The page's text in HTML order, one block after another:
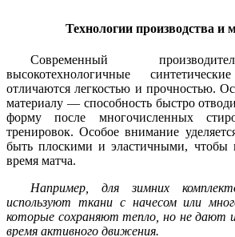
Технологии производства и
Современный
высокотехнологичные
отличаются легкостью и прочностью.
материалу — способность быстро
форму после многочисленных
тренировок. Особое внимание
быть плоскими и эластичными, чтобы
время матча.
Например, для зимних
используют ткани с начесом или
которые сохраняют тепло, но не дают
время активного движения.